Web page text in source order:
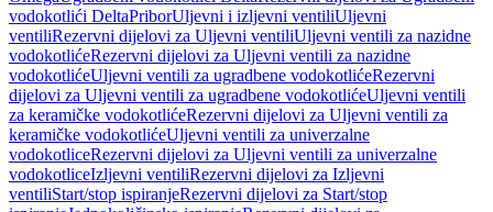
vodokotlići DeltaPriborUljevni i izljevni ventiliUljevni
ventiliRezervni dijelovi za Uljevni ventiliUljevni ventili za nazidne
vodokotlićeRezervni dijelovi za Uljevni ventili za nazidne
vodokotlićeUljevni ventili za ugradbene vodokotlićeRezervni
dijelovi za Uljevni ventili za ugradbene vodokotlićeUljevni ventili
za keramičke vodokotlićeRezervni dijelovi za Uljevni ventili za
keramičke vodokotlićeUljevni ventili za univerzalne
vodokotliceRezervni dijelovi za Uljevni ventili za univerzalne
vodokotliceIzljevni ventiliRezervni dijelovi za Izljevni
ventiliStart/stop ispiranjeRezervni dijelovi za Start/stop